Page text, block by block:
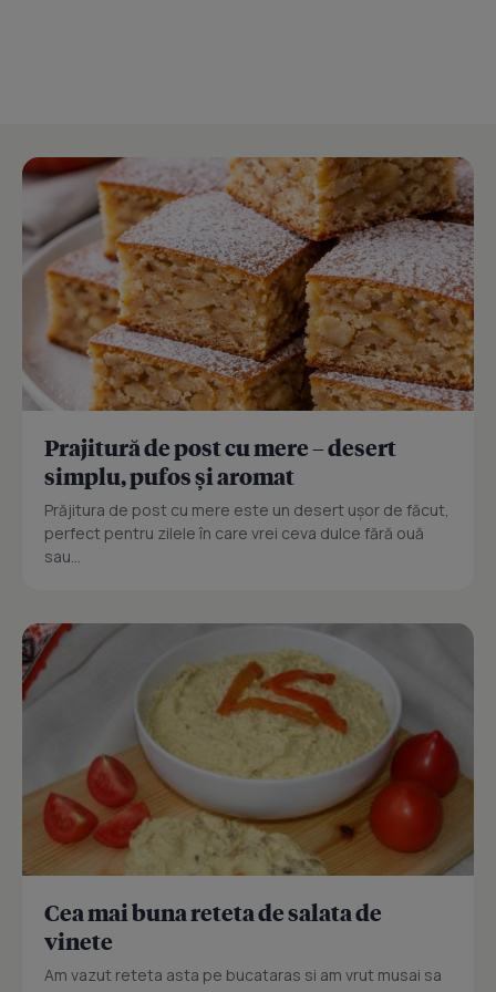
Prajitură de post cu mere – desert
simplu, pufos și aromat
Prăjitura de post cu mere este un desert ușor de făcut,
perfect pentru zilele în care vrei ceva dulce fără ouă
sau...
Cea mai buna reteta de salata de
vinete
Am vazut reteta asta pe bucataras si am vrut musai sa